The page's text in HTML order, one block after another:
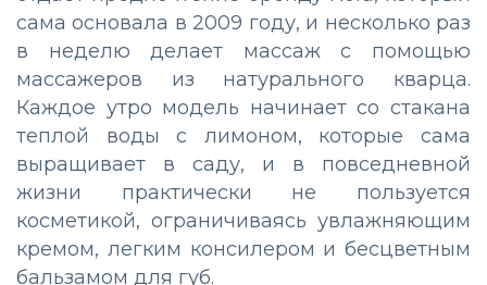
сама основала в 2009 году, и несколько раз
в неделю делает массаж с помощью
массажеров из натурального кварца.
Каждое утро модель начинает со стакана
теплой воды с лимоном, которые сама
выращивает в саду, и в повседневной
жизни практически не пользуется
косметикой, ограничиваясь увлажняющим
кремом, легким консилером и бесцветным
бальзамом для губ.